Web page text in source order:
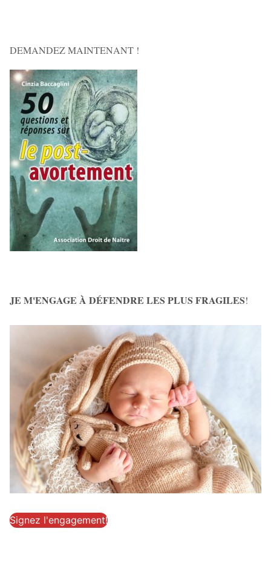
DEMANDEZ MAINTENANT !
JE M'ENGAGE À DÉFENDRE LES PLUS FRAGILES!
Signez l'engagement!